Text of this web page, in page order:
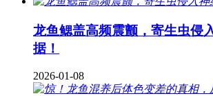
龙鱼鳃盖高频震颤，寄生虫侵
据！
2026-01-08